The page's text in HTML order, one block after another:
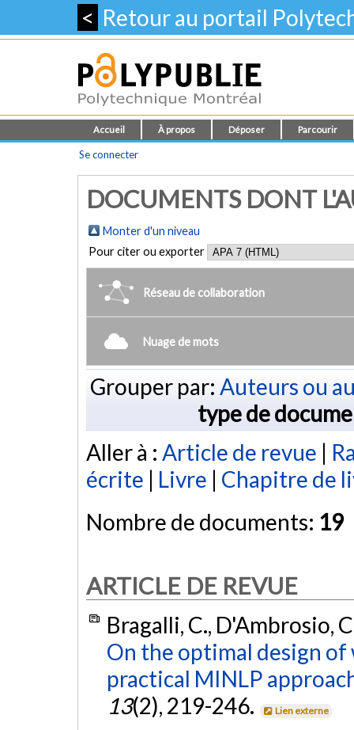
< Retour au portail
Accueil À propos Déposer Parcourir
Se connecter
DOCUMENTS DONT
Monter d'un niveau
Pour citer ou exporter
Réseau de collaboration
Nuage de mots
Grouper par: Auteurs ou
type de
Aller à : Article de revue |
écrite | Livre | Chapitre de
Nombre de documents: 19
ARTICLE DE REVUE
Bragalli, C., D'Ambrosio,
On the optimal design
practical MINLP
13(2), 219-246. Lien externe